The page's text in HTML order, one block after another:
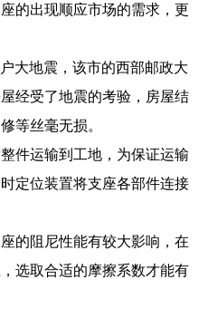
的出现顺应市场的需求，更
大地震，该市的西部邮政大
经受了地震的考验，房屋结
等丝毫无损。
件运输到工地，为保证运输
定位装置将支座各部件连接
的阻尼性能有较大影响，在
选取合适的摩擦系数才能有